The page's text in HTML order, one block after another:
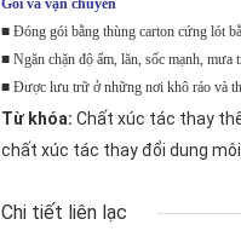
Gói và vận chuyển
■ Đóng gói bằng thùng carton cứng lót
■ Ngăn chặn độ ẩm, lăn, sốc mạnh, mưa
■ Được lưu trữ ở những nơi khô ráo và
Từ khóa: Chất xúc tác thay
chất xúc tác thay đổi dung
Chi tiết liên lạc